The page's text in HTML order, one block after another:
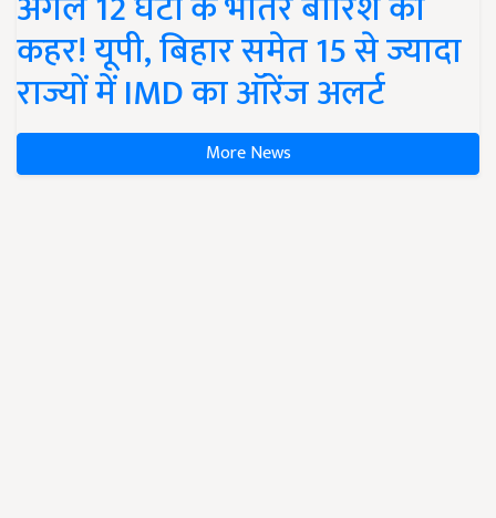
कहर! यूपी, बिहार समेत 15 से ज्यादा
राज्यों में IMD का ऑरेंज अलर्ट
More News